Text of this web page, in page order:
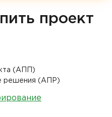
проект
(АПП)
решения (АПР)